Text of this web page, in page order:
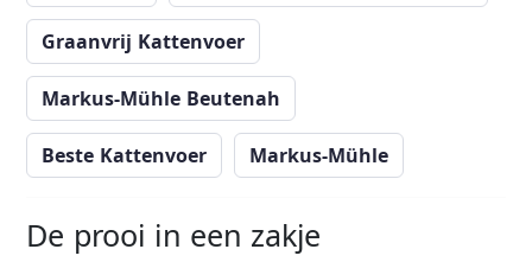
Graanvrij Kattenvoer
Markus-Mühle Beutenah
Beste Kattenvoer Markus-Mühle
De prooi in een zakje